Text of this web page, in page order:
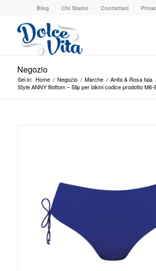
Blog Chi Siamo Contattaci
Negozio
Sei in: Home / Negozio / Marche / Anita & Rosa faia
Style ANNY Bottom – Slip per bikini codice prodotto M6-